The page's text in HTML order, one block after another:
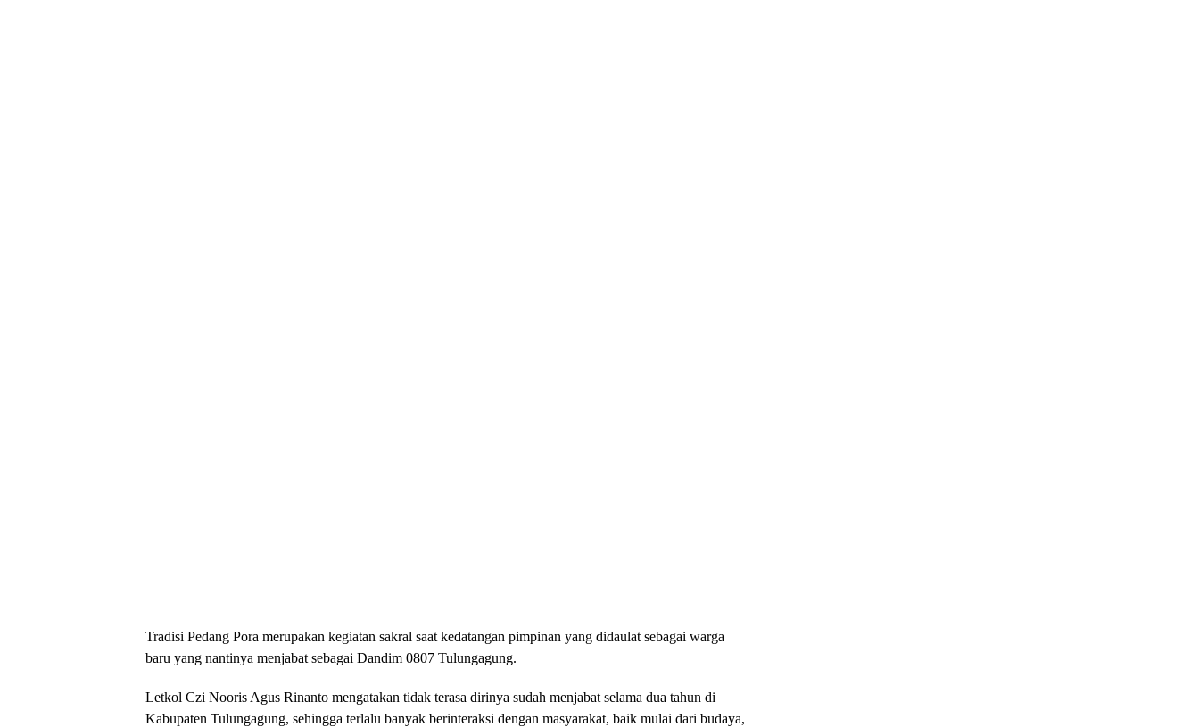
Tradisi Pedang Pora merupakan kegiatan sakral saat kedatangan pimpinan yang didaulat sebagai warga
baru yang nantinya menjabat sebagai Dandim 0807 Tulungagung.
Letkol Czi Nooris Agus Rinanto mengatakan tidak terasa dirinya sudah menjabat selama dua tahun di
Kabupaten Tulungagung, sehingga terlalu banyak berinteraksi dengan masyarakat, baik mulai dari budaya,